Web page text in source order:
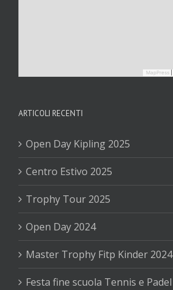
MapPress
ARTICOLI RECENTI
Open Day Kipling 2025
Centro Estivo 2025
Trophy Tour 2025
Open Day 2024
Master Trophy Fitp Kinder 2024
Festa fine scuola Tennis e Padel